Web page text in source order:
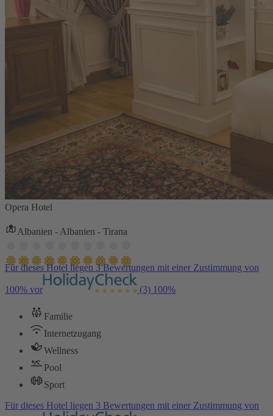
Opera Hotel
Albanien - Albanien - Tirana
Für dieses Hotel liegen 3 Bewertungen mit einer Zustimmung von
100% vor (3) 100%
Familie
Internetzugang
Wellness
Pool
Sport
Für dieses Hotel liegen 3 Bewertungen mit einer Zustimmung von